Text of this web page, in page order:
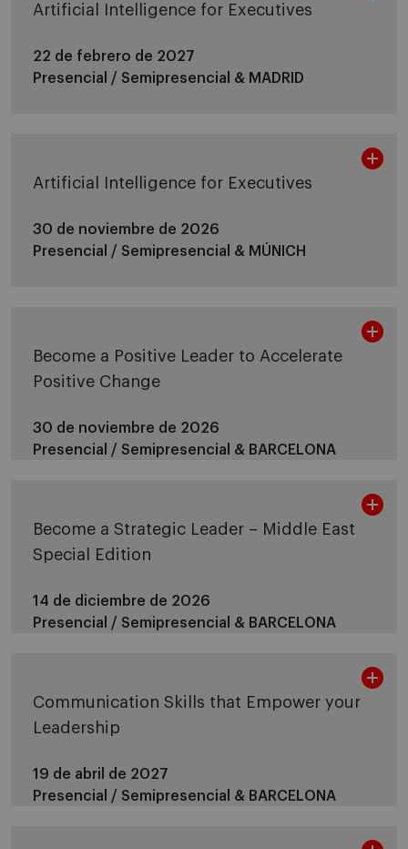
Artificial Intelligence for Executives
22 de febrero de 2027
Presencial / Semipresencial & MADRID
Artificial Intelligence for Executives
30 de noviembre de 2026
Presencial / Semipresencial & MÚNICH
Become a Positive Leader to Accelerate
Positive Change
30 de noviembre de 2026
Presencial / Semipresencial & BARCELONA
Become a Strategic Leader – Middle East
Special Edition
14 de diciembre de 2026
Presencial / Semipresencial & BARCELONA
Communication Skills that Empower your
Leadership
19 de abril de 2027
Presencial / Semipresencial & BARCELONA